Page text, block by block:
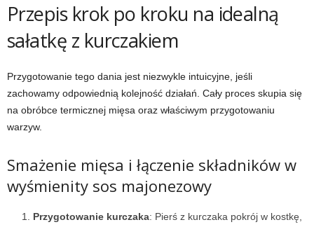
Przepis krok po kroku na idealną
sałatkę z kurczakiem
Przygotowanie tego dania jest niezwykle intuicyjne, jeśli
zachowamy odpowiednią kolejność działań. Cały proces skupia się
na obróbce termicznej mięsa oraz właściwym przygotowaniu
warzyw.
Smażenie mięsa i łączenie składników w
wyśmienity sos majonezowy
Przygotowanie kurczaka: Pierś z kurczaka pokrój w kostkę,